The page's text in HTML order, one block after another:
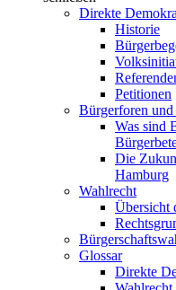
Direkte
Historie
Petitionen
Bürgerforen
Was sind
Die
Hamburg
Wahlrecht
Übersicht
Glossar
Direkte